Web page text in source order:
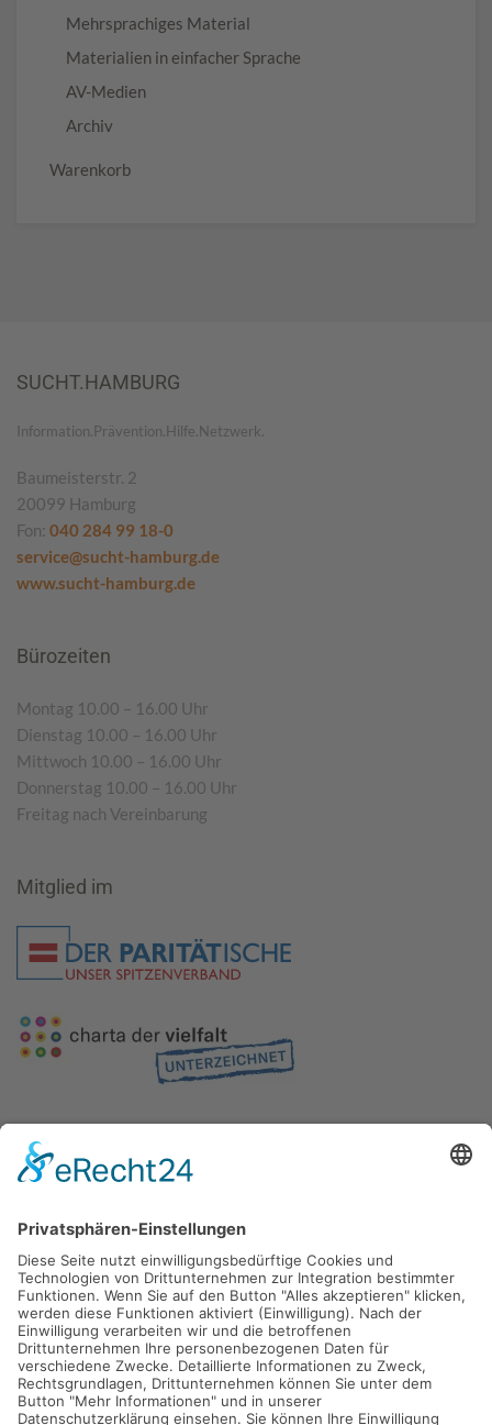
Mehrsprachiges Material
Materialien in einfacher Sprache
AV-Medien
Archiv
Warenkorb
SUCHT.HAMBURG
Information.Prävention.Hilfe.Netzwerk.
Baumeisterstr. 2
20099 Hamburg
Fon: 040 284 99 18-0
service@sucht-hamburg.de
www.sucht-hamburg.de
Bürozeiten
Montag 10.00 – 16.00 Uhr
Dienstag 10.00 – 16.00 Uhr
Mittwoch 10.00 – 16.00 Uhr
Donnerstag 10.00 – 16.00 Uhr
Freitag nach Vereinbarung
Mitglied im
Gefördert durch die
Freie und Hansestadt Hamburg